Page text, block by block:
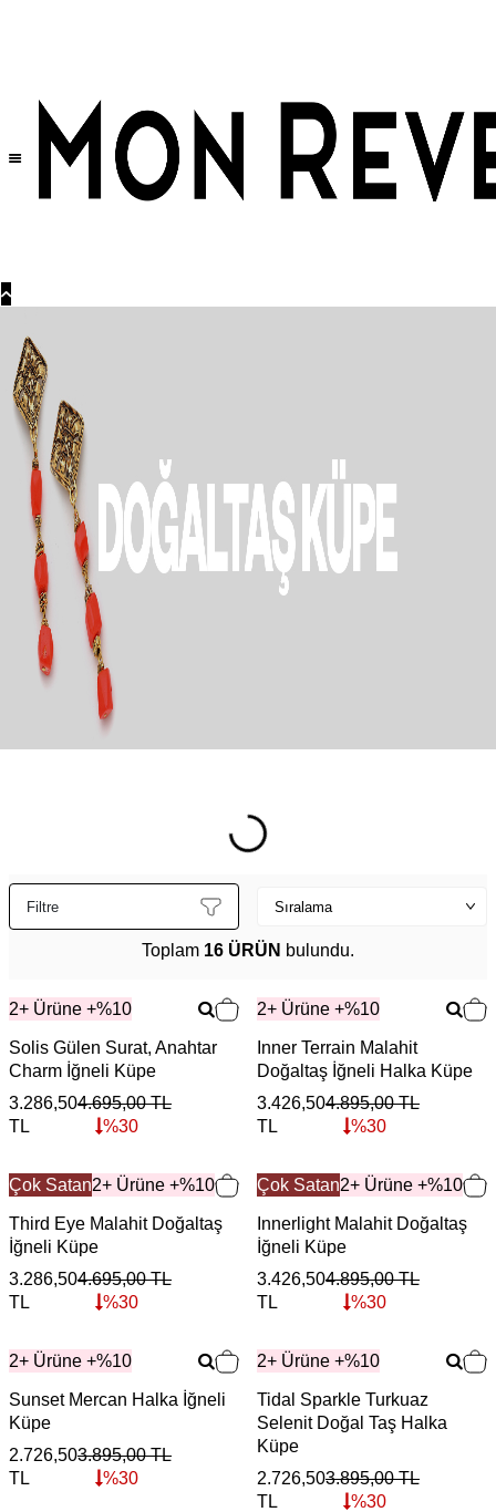
Filtre
Toplam 16 ÜRÜN bulundu.
2+ Ürüne +%10
Solis Gülen Surat, Anahtar
Charm İğneli Küpe
3.286,50
TL
4.695,00TL
%30
2+ Ürüne +%10
Inner Terrain Malahit
Doğaltaş İğneli Halka Küpe
3.426,50
TL
4.895,00TL
%30
Çok Satan2+ Ürüne +%10
Third Eye Malahit Doğaltaş
İğneli Küpe
3.286,50
TL
4.695,00TL
%30
Çok Satan2+ Ürüne +%10
Innerlight Malahit Doğaltaş
İğneli Küpe
3.426,50
TL
4.895,00TL
%30
2+ Ürüne +%10
Sunset Mercan Halka İğneli
Küpe
2.726,50
TL
3.895,00TL
%30
2+ Ürüne +%10
Tidal Sparkle Turkuaz
Selenit Doğal Taş Halka
Küpe
2.726,50
TL
3.895,00TL
%30